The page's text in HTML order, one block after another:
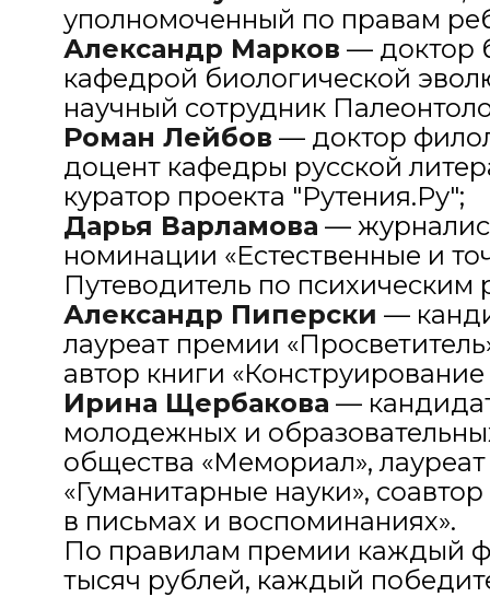
уполномоченный по правам
Александр Марков — доктор
кафедрой биологической
научный сотрудник
Роман Лейбов — доктор
доцент кафедры русской
куратор проекта "Рутения.Ру";
Дарья Варламова —
номинации «Естественные и
Путеводитель по
Александр Пиперски —
лауреат премии
автор книги
Ирина Щербакова —
молодежных и
общества «Мемориал»,
«Гуманитарные науки»,
в письмах и воспоминаниях».
По правилам премии каждый
тысяч рублей, каждый